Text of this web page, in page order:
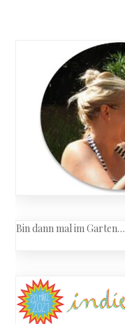
Bin dann mal im Garten…